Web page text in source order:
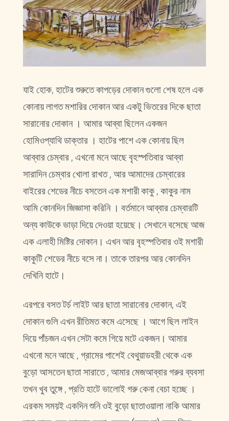
যাই হোক, হাটের শুরুতে কাপড়ের দোকান গুলো শেষ হলে এক
কোনায় লাগত মশারির দোকান আর একটু ভিতরের দিকে ছাতা
সারানোর দোকান । আমার আব্বা ছিলেন একজন
হোমিওপ্যাথি ডাক্তার । হাটের পাশে এক কোনায় ছিল
আব্বার চেম্বার , এখনো মনে আছে বৃহস্পতিবার আব্বা
সারাদিন চেম্বার খোলা রাখত , আর আমাদের চেম্বারের
বাইরের শেডের নীচে বসতেন এক মশারী কাকু , কাকুর নাম
আমি কোনদিন জিজ্ঞাসা করিনি । বর্তমানে আব্বার চেম্বারটি
অন্য কাউকে ভাড়া দিয়ে দেওয়া হয়েছে। সেখানে বসেছে আজ
এক এলাহী মিষ্টির দোকান। এখন আর বৃহস্পতিবার ওই মশারী
কাকুটি শেডের নীচে বসে না। তাকে তারপর আর কোনদিন
দেখিনি হাটে।
এরপরে বসত টর্চ লাইট আর ছাতা সারানোর দোকান, এই
দোকান গুলি এখন রীতিমত কমে এসেছে । আগে ছিল লাইন
দিয়ে পাঁচজন এখন সেটা কমে গিয়ে মটে একজন। আমার
এখনো মনে আছে , গ্রামের পাশেই বেথুয়াডহরী থেকে এক
বুড়ো আসতেন ছাতা সারাতে , আমার মেজআব্বার গরুর ব্যবসা
তখন খুব তুঙ্গে , প্রতি হাটে ভালোই গরু কেনা বেচা হচ্ছে ।
এরকম সময়ই একদিন শুনি ওই বুড়ো ছাতাওয়ালা নাকি আমার